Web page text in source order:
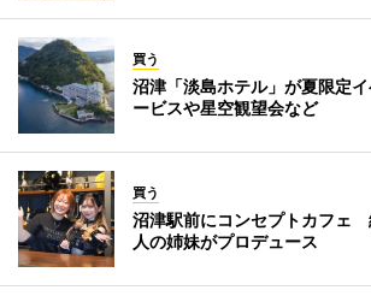
買う
沼津「淡島ホテル」が夏限定
ービスや星空観望会など
買う
沼津駅前にコンセプトカフェ
人の姉妹がプロデュース